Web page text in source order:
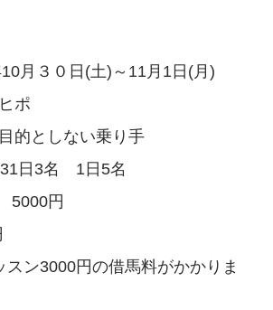
月３０日(土)～11月1日(月)
ポ
的としない乗り手
日3名 1日5名
円
スン3000円の借馬料がかかりま